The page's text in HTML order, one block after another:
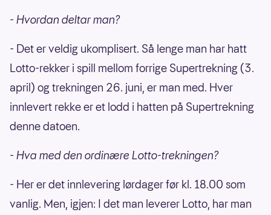
- Hvordan deltar man?
- Det er veldig ukomplisert. Så lenge man har hatt
Lotto-rekker i spill mellom forrige Supertrekning (3.
april) og trekningen 26. juni, er man med. Hver
innlevert rekke er et lodd i hatten på Supertrekning
denne datoen.
- Hva med den ordinære Lotto-trekningen?
- Her er det innlevering lørdager før kl. 18.00 som
vanlig. Men, igjen: I det man leverer Lotto, har man